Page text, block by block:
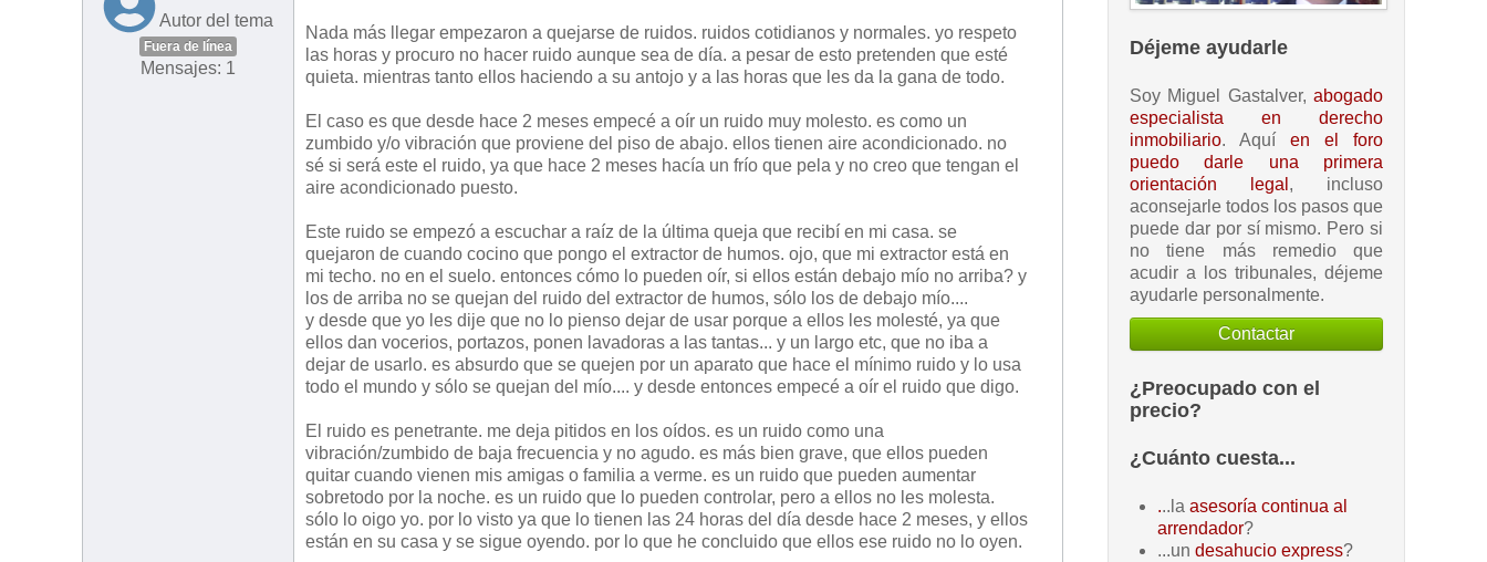
Autor del tema
Fuera de línea
Mensajes: 1
Nada más llegar empezaron a quejarse de ruidos. ruidos cotidianos y normales. yo respeto
las horas y procuro no hacer ruido aunque sea de día. a pesar de esto pretenden que esté
quieta. mientras tanto ellos haciendo a su antojo y a las horas que les da la gana de todo.
El caso es que desde hace 2 meses empecé a oír un ruido muy molesto. es como un
zumbido y/o vibración que proviene del piso de abajo. ellos tienen aire acondicionado. no
sé si será este el ruido, ya que hace 2 meses hacía un frío que pela y no creo que tengan el
aire acondicionado puesto.
Este ruido se empezó a escuchar a raíz de la última queja que recibí en mi casa. se
quejaron de cuando cocino que pongo el extractor de humos. ojo, que mi extractor está en
mi techo. no en el suelo. entonces cómo lo pueden oír, si ellos están debajo mío no arriba? y
los de arriba no se quejan del ruido del extractor de humos, sólo los de debajo mío....
y desde que yo les dije que no lo pienso dejar de usar porque a ellos les molesté, ya que
ellos dan vocerios, portazos, ponen lavadoras a las tantas... y un largo etc, que no iba a
dejar de usarlo. es absurdo que se quejen por un aparato que hace el mínimo ruido y lo usa
todo el mundo y sólo se quejan del mío.... y desde entonces empecé a oír el ruido que digo.
El ruido es penetrante. me deja pitidos en los oídos. es un ruido como una
vibración/zumbido de baja frecuencia y no agudo. es más bien grave, que ellos pueden
quitar cuando vienen mis amigas o familia a verme. es un ruido que pueden aumentar
sobretodo por la noche. es un ruido que lo pueden controlar, pero a ellos no les molesta.
sólo lo oigo yo. por lo visto ya que lo tienen las 24 horas del día desde hace 2 meses, y ellos
están en su casa y se sigue oyendo. por lo que he concluido que ellos ese ruido no lo oyen.
Déjeme ayudarle
Soy Miguel Gastalver, abogado
especialista en derecho
inmobiliario. Aquí en el foro
puedo darle una primera
orientación legal , incluso
aconsejarle todos los pasos que
puede dar por sí mismo. Pero si
no tiene más remedio que
acudir a los tribunales, déjeme
ayudarle personalmente.
Contactar
¿Preocupado con el
precio?
¿Cuánto cuesta...
...la asesoría continua al
arrendador?
...un desahucio express?